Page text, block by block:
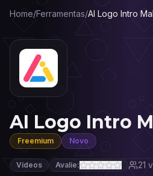
Home/Ferramentas/AI Logo Intro
AI Logo Intro
Freemium Novo
Vídeos Avalie: 21